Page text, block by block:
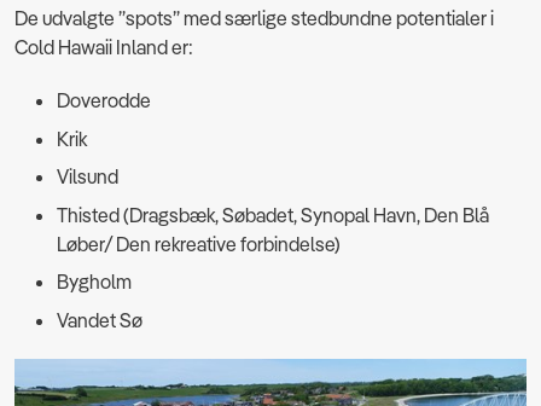
De udvalgte ”spots” med særlige stedbundne potentialer i
Cold Hawaii Inland er:
Doverodde
Krik
Vilsund
Thisted (Dragsbæk, Søbadet, Synopal Havn, Den Blå
Løber/ Den rekreative forbindelse)
Bygholm
Vandet Sø